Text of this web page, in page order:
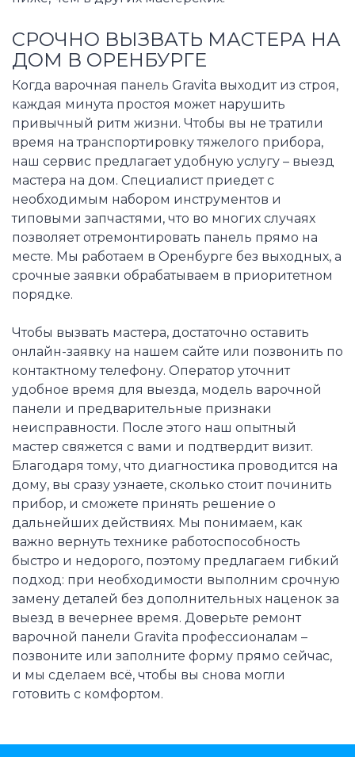
СРОЧНО ВЫЗВАТЬ МАСТЕРА НА
ДОМ В ОРЕНБУРГЕ
Когда варочная панель Gravita выходит из строя,
каждая минута простоя может нарушить
привычный ритм жизни. Чтобы вы не тратили
время на транспортировку тяжелого прибора,
наш сервис предлагает удобную услугу – выезд
мастера на дом. Специалист приедет с
необходимым набором инструментов и
типовыми запчастями, что во многих случаях
позволяет отремонтировать панель прямо на
месте. Мы работаем в Оренбурге без выходных, а
срочные заявки обрабатываем в приоритетном
порядке.
Чтобы вызвать мастера, достаточно оставить
онлайн-заявку на нашем сайте или позвонить по
контактному телефону. Оператор уточнит
удобное время для выезда, модель варочной
панели и предварительные признаки
неисправности. После этого наш опытный
мастер свяжется с вами и подтвердит визит.
Благодаря тому, что диагностика проводится на
дому, вы сразу узнаете, сколько стоит починить
прибор, и сможете принять решение о
дальнейших действиях. Мы понимаем, как
важно вернуть технике работоспособность
быстро и недорого, поэтому предлагаем гибкий
подход: при необходимости выполним срочную
замену деталей без дополнительных наценок за
выезд в вечернее время. Доверьте ремонт
варочной панели Gravita профессионалам –
позвоните или заполните форму прямо сейчас,
и мы сделаем всё, чтобы вы снова могли
готовить с комфортом.